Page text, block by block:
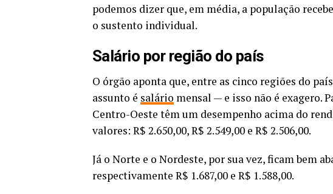
podemos dizer que, em média, a população
o sustento individual.
Salário por região do país
O órgão aponta que, entre as cinco regiões do
assunto é salário mensal — e isso não é exagero.
Centro-Oeste têm um desempenho acima do
valores: R$ 2.650,00, R$ 2.549,00 e R$ 2.506,00.
Já o Norte e o Nordeste, por sua vez, ficam bem
respectivamente R$ 1.687,00 e R$ 1.588,00.